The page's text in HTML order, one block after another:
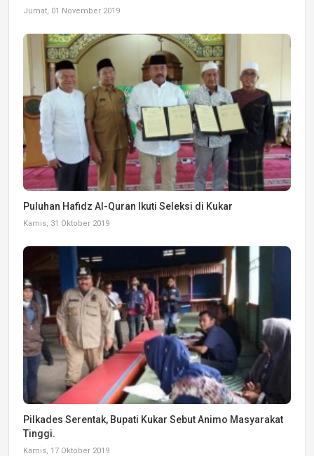
Jumat, 01 November 2019
Puluhan Hafidz Al-Quran Ikuti Seleksi di Kukar
Kamis, 31 Oktober 2019
Pilkades Serentak, Bupati Kukar Sebut Animo Masyarakat
Tinggi.
Kamis, 17 Oktober 2019